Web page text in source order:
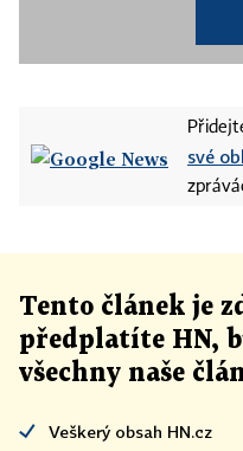
své
Tento článek je
předplatíte HN,
všechny naše
Veškerý obsah HN.cz